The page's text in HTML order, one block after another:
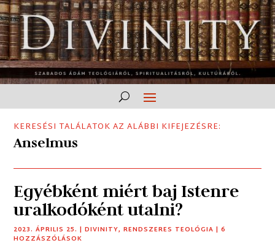
KERESÉSI TALÁLATOK AZ ALÁBBI KIFEJEZÉSRE:
Anselmus
Egyébként miért baj Istenre
uralkodóként utalni?
2023. ÁPRILIS 25. |DIVINITY,RENDSZERES TEOLÓGIA | 6
HOZZÁSZÓLÁSOK